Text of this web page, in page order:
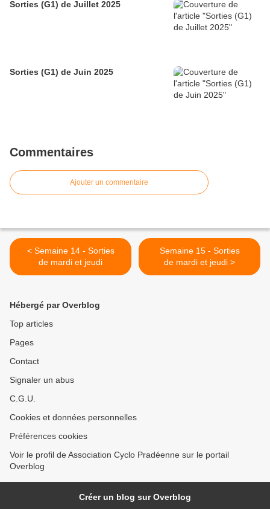
Sorties (G1) de Juillet 2025
Sorties (G1) de Juin 2025
Commentaires
Ajouter un commentaire
< Semaine 14 - Sorties
de mardi et jeudi
Semaine 15 - Sorties
de mardi et jeudi >
Hébergé par Overblog
Top articles
Pages
Contact
Signaler un abus
C.G.U.
Cookies et données personnelles
Préférences cookies
Voir le profil de Association Cyclo Pradéenne sur le portail
Overblog
Créer un blog sur Overblog